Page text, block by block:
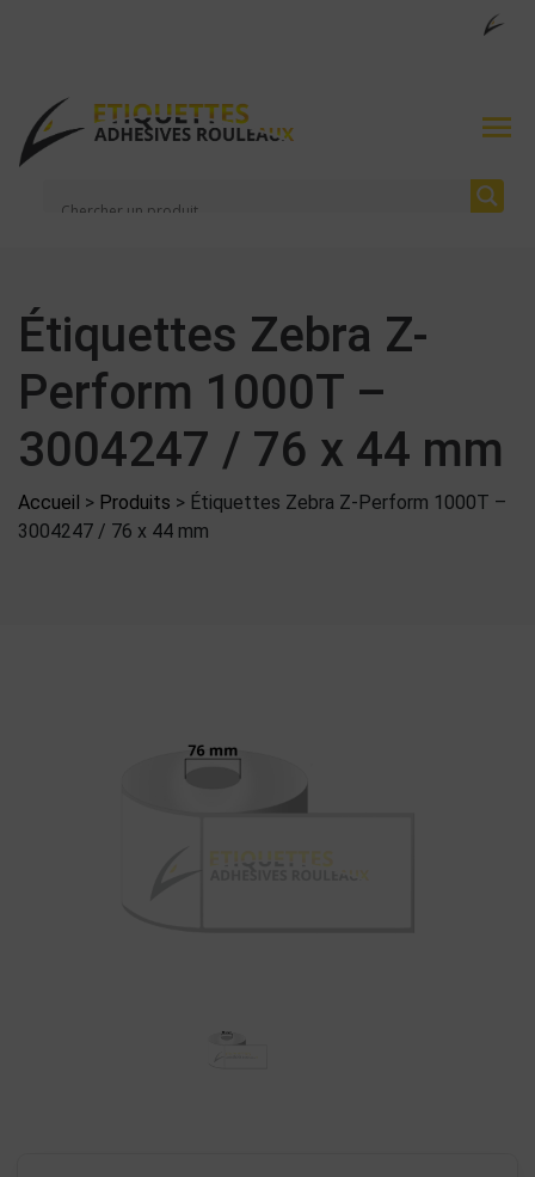
Étiquettes Zebra Z-
Perform 1000T –
3004247 / 76 x 44 mm
Accueil > Produits > Étiquettes Zebra Z-Perform 1000T –
3004247 / 76 x 44 mm